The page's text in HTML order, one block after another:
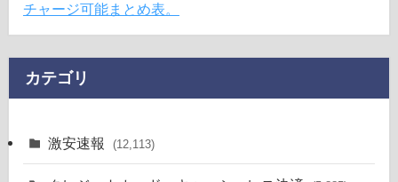
チャージ可能まとめ表。
カテゴリ
激安速報 (12,113)